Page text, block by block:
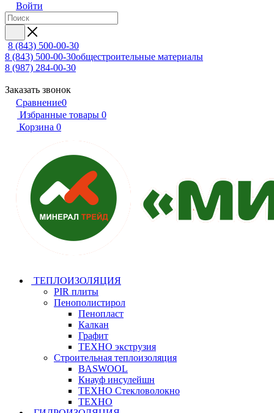
Войти
8 (843) 500-00-30
8 (843) 500-00-30общестроительные материалы
8 (987) 284-00-30
Заказать звонок
Сравнение0
Избранные товары 0
Корзина 0
ТЕПЛОИЗОЛЯЦИЯ
PIR плиты
Пенополистирол
Пенопласт
Калкан
Графит
ТЕХНО экструзия
Строительная теплоизоляция
BASWOOL
Кнауф инсулейшн
ТЕХНО Стекловолокно
ТЕХНО